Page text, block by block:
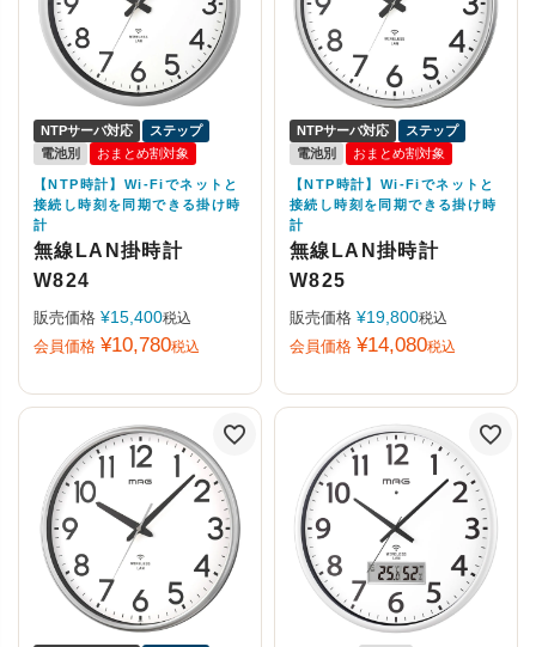
NTPサーバ対応
ステップ
電池別
おまとめ割対象
【NTP時計】Wi-Fiでネットと
接続し時刻を同期できる掛け時
計
無線LAN掛時計
W824
販売価格 ¥15,400税込
会員価格 ¥10,780税込
NTPサーバ対応
ステップ
電池別
おまとめ割対象
【NTP時計】Wi-Fiでネットと
接続し時刻を同期できる掛け時
計
無線LAN掛時計
W825
販売価格 ¥19,800税込
会員価格 ¥14,080税込